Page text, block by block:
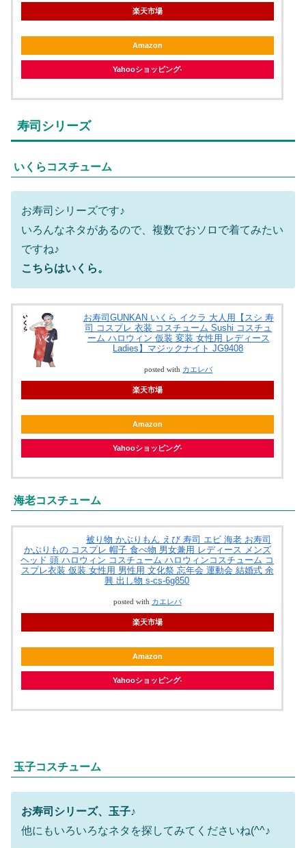
楽天市場
Amazon
Yahooショッピング
寿司シリーズ
いくらコスチューム
お寿司シリーズです♪
いろんなネタがあるので、複数でおソロで着てみたい
ですね♪
こちらはいくら。
お寿司GUNKAN いくら イクラ 大人用【スシ 寿
司 コスプレ 衣装 コスチューム Sushi コスチュ
ーム ハロウィン 仮装 変装 女性用 レディース
Ladies】マジックナイト JG9408
posted with カエレバ
楽天市場
Amazon
Yahooショッピング
海老コスチューム
被り物 かぶりもん えび 寿司 エビ 海老 お寿司
かぶりもの コスプレ 帽子 食べ物 男女兼用 レディース メンズ
ヘッド 頭 ハロウィン コスチューム ハロウィンコスチューム コ
スプレ衣装 仮装 女性用 男性用 文化祭 忘年会 運動会 結婚式 余
興 出し物 s-cs-6g850
posted with カエレバ
楽天市場
Amazon
Yahooショッピング
玉子コスチューム
お寿司シリーズ、玉子♪
他にもいろいろなネタを探してみてくださいね(^^♪